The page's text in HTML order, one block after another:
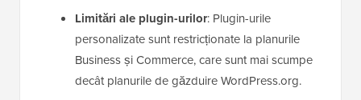
Limitări ale plugin-urilor: Plugin-urile
personalizate sunt restricționate la planurile
Business și Commerce, care sunt mai scumpe
decât planurile de găzduire WordPress.org.